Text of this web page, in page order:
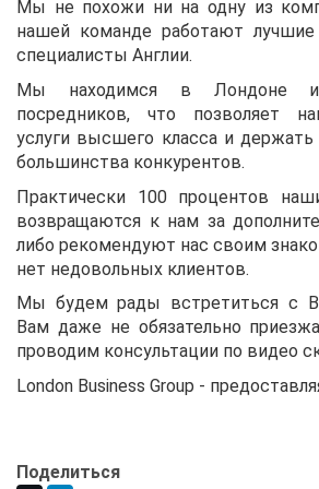
Мы не похожи ни на одну из
нашей команде работают лучшие
специалисты Англии.
Мы находимся в Лондоне и
посредников, что позволяет
услуги высшего класса и
большинства конкурентов.
Практически 100 процентов
возвращаются к нам за
либо рекомендуют нас своим
нет недовольных клиентов.
Мы будем рады встретиться с
Вам даже не обязательно
проводим консультации по видео
London Business Group -
Поделиться